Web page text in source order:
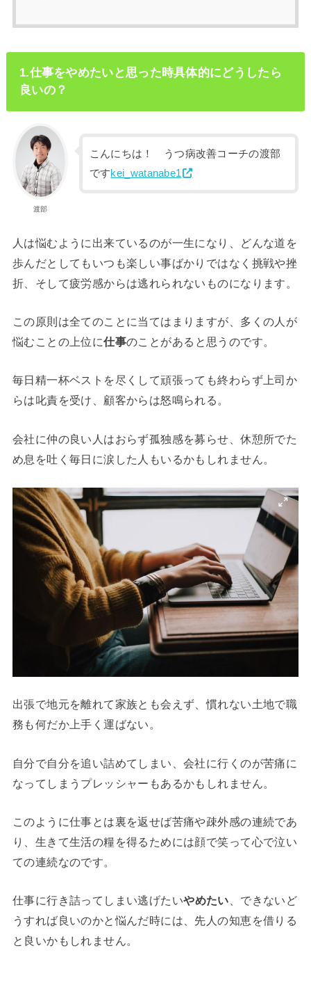
1.仕事をやめたいと思った時具体的にどうしたら
良いの？
渡部
こんにちは！ うつ病改善コーチの渡部
ですkei_watanabe1
人は悩むように出来ているのが一生になり、どんな道を
歩んだとしてもいつも楽しい事ばかりではなく挑戦や挫
折、そして疲労感からは逃れられないものになります。
この原則は全てのことに当てはまりますが、多くの人が
悩むことの上位に仕事のことがあると思うのです。
毎日精一杯ベストを尽くして頑張っても終わらず上司か
らは叱責を受け、顧客からは怒鳴られる。
会社に仲の良い人はおらず孤独感を募らせ、休憩所でた
め息を吐く毎日に涙した人もいるかもしれません。
出張で地元を離れて家族とも会えず、慣れない土地で職
務も何だか上手く運ばない。
自分で自分を追い詰めてしまい、会社に行くのが苦痛に
なってしまうプレッシャーもあるかもしれません。
このように仕事とは裏を返せば苦痛や疎外感の連続であ
り、生きて生活の糧を得るためには顔で笑って心で泣い
ての連続なのです。
仕事に行き詰ってしまい逃げたいやめたい 、できないど
うすれば良いのかと悩んだ時には、先人の知恵を借りる
と良いかもしれません。